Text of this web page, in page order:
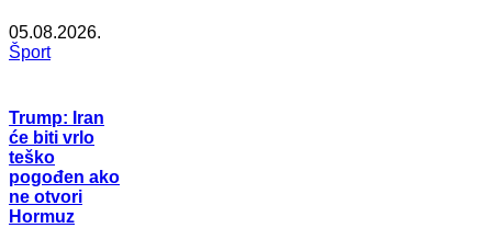
05.08.2026.
Šport
Trump: Iran
će biti vrlo
teško
pogođen ako
ne otvori
Hormuz